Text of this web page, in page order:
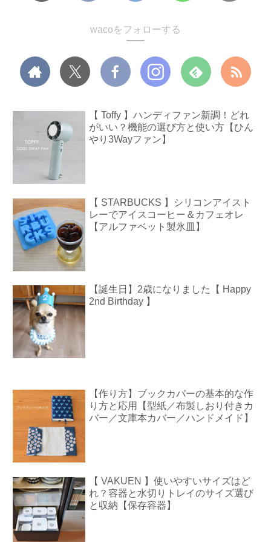
wacoをフォローする
【 Toffy 】ハンディファン新調！どれ
がいい？機能の選び方と使い方【ひん
やり3Wayファン】
【 STARBUCKS 】シリコンアイスト
レーでアイスコーヒー＆カフェオレ
【アルファベット製氷皿】
【誕生日】2歳になりました【 Happy
2nd Birthday 】
【作り方】ブックカバーの基本的な作
り方と応用【型紙／布製しおり付きカ
バー／文庫本カバー／ハンドメイド】
【 VAKUEN 】使いやすいサイズはど
れ？容器と水切りトレイのサイズ選び
と収納【保存容器】